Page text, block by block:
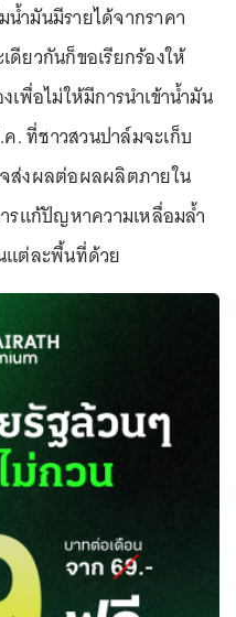
ำมันมีรายได้จากราคา
ยวกันก็ขอเรียกร้องให้
เพื่อไม่ให้มีการนำเข้าน้ำมัน
. ที่ชาวสวนปาล์มจะเก็บ
ส่งผลต่อผลผลิตภายใน
รแก้ปัญหาความเหลื่อมล้ำ
แต่ละพื้นที่ด้วย